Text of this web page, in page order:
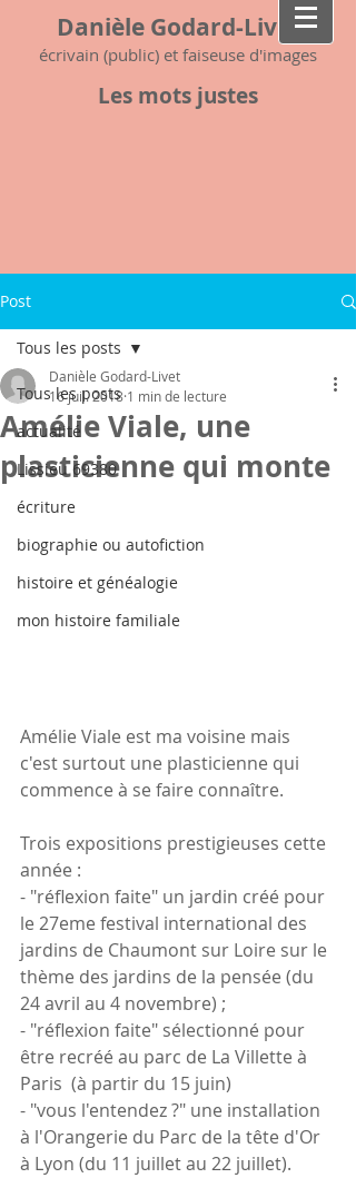
Danièle Godard-Livet
écrivain (public) et faiseuse d'images
Les mots justes
Post
Tous les posts
actualité
Lissieu 69380
écriture
biographie ou autofiction
histoire et généalogie
mon histoire familiale
Tous les posts
Amélie Viale, une
plasticienne qui monte
Danièle Godard-Livet
16 juil. 2018 1 min de lecture
Amélie Viale est ma voisine mais
c'est surtout une plasticienne qui
commence à se faire connaître.
Trois expositions prestigieuses cette
année :
- "réflexion faite" un jardin créé pour
le 27eme festival international des
jardins de Chaumont sur Loire sur le
thème des jardins de la pensée (du
24 avril au 4 novembre) ;
- "réflexion faite" sélectionné pour
être recréé au parc de La Villette à
Paris  (à partir du 15 juin)
- "vous l'entendez ?" une installation
à l'Orangerie du Parc de la tête d'Or
à Lyon (du 11 juillet au 22 juillet).